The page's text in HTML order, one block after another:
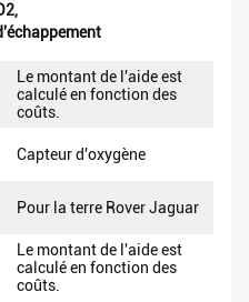
,
Le montant de l'aide est
calculé en fonction des
coûts.
Capteur d'oxygène
Pour la terre Rover Jaguar
Le montant de l'aide est
calculé en fonction des
coûts.